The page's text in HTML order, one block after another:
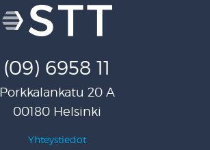
(09) 6958 11
Porkkalankatu 20 A
00180 Helsinki
Yhteystiedot